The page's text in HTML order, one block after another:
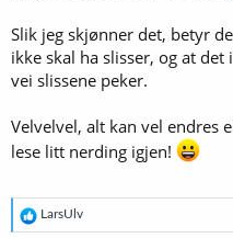
Slik jeg skjønner det, betyr
ikke skal ha slisser, og at
vei slissene peker.
Velvelvel, alt kan vel endres
lese litt nerding igjen!
R
e
LarsUlv